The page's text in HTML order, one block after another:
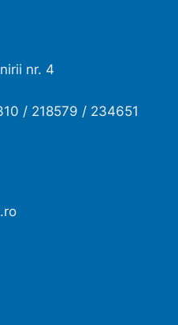
nr. 4
/ 218579 / 234651